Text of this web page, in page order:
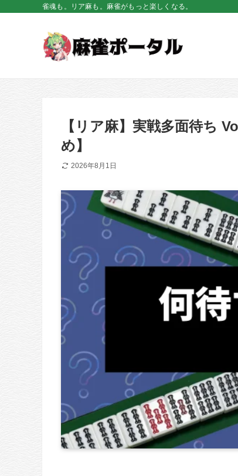
雀魂も。リア麻も。麻雀がもっと楽しくなる。
【リア麻】実戦多面待ち
め】
2026年8月1日